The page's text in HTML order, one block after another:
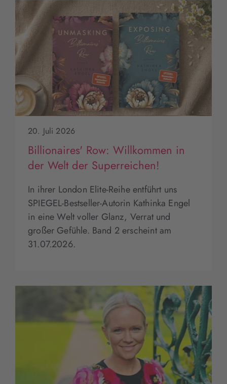
20. Juli 2026
Billionaires' Row: Willkommen in
der Welt der Superreichen!
In ihrer London Elite-Reihe entführt uns
SPIEGEL-Bestseller-Autorin Kathinka Engel
in eine Welt voller Glanz, Verrat und
großer Gefühle. Band 2 erscheint am
31.07.2026.